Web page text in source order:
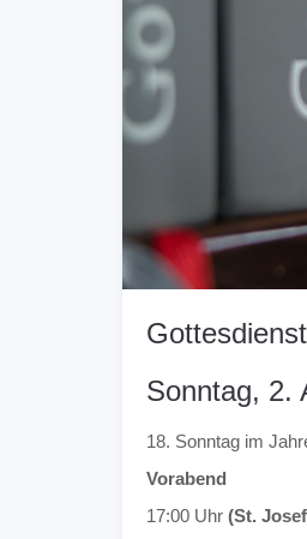
Sonntag, 2.
18. Sonntag im
Vorabend
17:00 Uhr (St.